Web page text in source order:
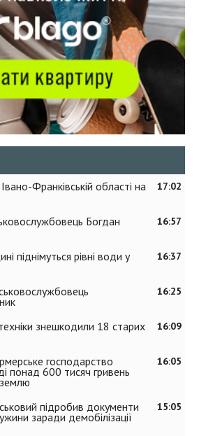
17:02
Франківській області на
16:57
Богдан
16:37
піднімуться рівні води у
16:25
16:09
знешкодили 18 старих
16:05
господарство
понад 600 тисяч гривень
15:05
підробив документи
заради демобілізації